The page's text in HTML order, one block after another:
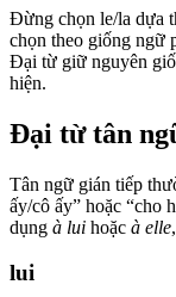
Đừng chọn le/la dựa
chọn theo giống ngữ
Đại từ giữ nguyên
hiện.
Đại từ tân
Tân ngữ gián tiếp
ấy/cô ấy” hoặc “cho
dụng à lui hoặc à elle
lui